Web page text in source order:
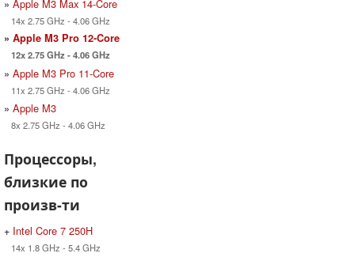
» Apple M3 Max 14-Core
14x 2.75 GHz - 4.06 GHz
» Apple M3 Pro 12-Core
12x 2.75 GHz - 4.06 GHz
» Apple M3 Pro 11-Core
11x 2.75 GHz - 4.06 GHz
» Apple M3
8x 2.75 GHz - 4.06 GHz
Процессоры,
близкие по
произв-ти
+ Intel Core 7 250H
14x 1.8 GHz - 5.4 GHz